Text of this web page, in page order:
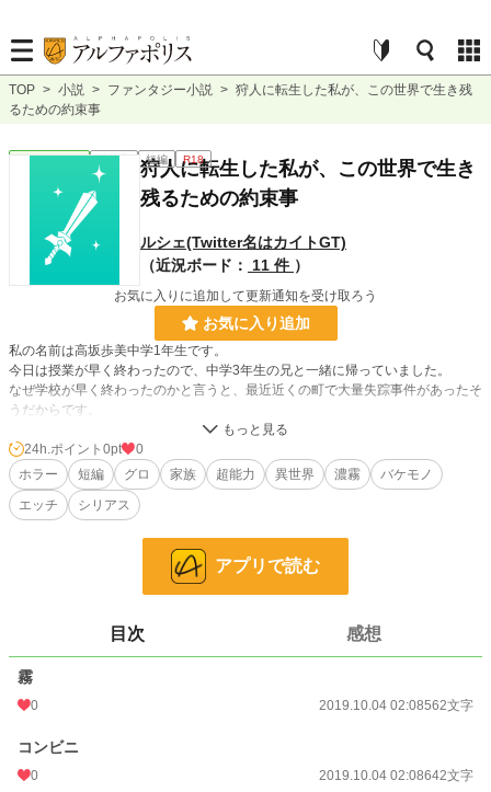
TOP > 小説 > ファンタジー小説 > 狩人に転生した私が、この世界で生き残
るための約束事
ファンタジー 連載中 短編 R18
狩人に転生した私が、この世界で生き
残るための約束事
ルシェ(Twitter名はカイトGT)
（近況ボード：
11 件 ）
お気に入りに追加して更新通知を受け取ろう
お気に入り追加
私の名前は高坂歩美中学1年生です。
今日は授業が早く終わったので、中学3年生の兄と一緒に帰っていました。
なぜ学校が早く終わったのかと言うと、最近近くの町で大量失踪事件があったそ
うだからです。
霧が濃くなって来て道に迷ってしまいました。
お兄ちゃんは「心配すんな」と元気の良い声で返事をしてくれましたが、私には
いつも歩いている道のはずなのにそう思えないような気分になってきました。
そして霧はさらに濃くなり、完全に道に迷った時、私達の運命は狂い始めたので
228,861 位 / 228,861 件
更新日時
24h.ポイント 0pt
0
ホラー
短編 グロ 家族 超能力 異世界 濃霧
バケモノ
エッチ
シリアス
アプリで読む
目次 感想
霧
0 2019.10.04 02:08562文字
コンビニ
0 2019.10.04 02:08642文字